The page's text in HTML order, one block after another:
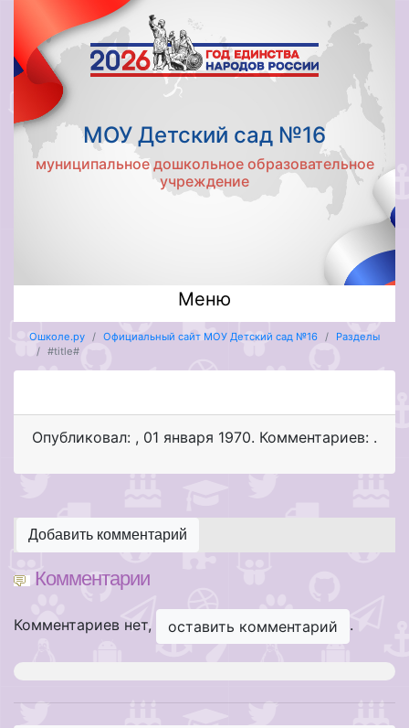
МОУ Детский сад №16
муниципальное дошкольное образовательное
учреждение
Меню
Ошколе.ру Официальный сайт МОУ Детский сад №16
Разделы
#title#
Опубликовал: , 01 января 1970. Комментариев: .
Добавить комментарий
Комментарии
Комментариев нет, оставить комментарий .